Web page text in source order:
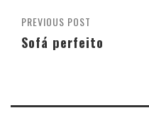
PREVIOUS POST
Sofá perfeito